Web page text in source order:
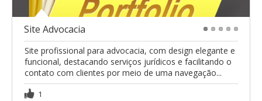
Site Advocacia
Site profissional para advocacia, com design elegante e
funcional, destacando serviços jurídicos e facilitando o
contato com clientes por meio de uma navegação...
1